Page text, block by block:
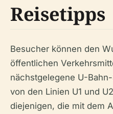
Reisetipps
Besucher können den
öffentlichen
nächstgelegene U-
von den Linien U1 und
diejenigen, die mit dem